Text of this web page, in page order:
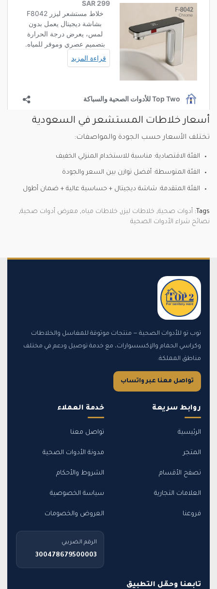
أسعار خلاطات المستشعر في السعودية
تختلف الأسعار حسب الجودة والمواصفات:
الفئة الاقتصادية: مناسبة للاستخدام المنزلي الخفيف
الفئة المتوسطة: أفضل توازن بين السعر والجودة
الفئة المتقدمة: شاشة ديجيتال + حساسية عالية + ضمان أطول
Tags: أدوات صحية, خلاطات ليزر , خلاطات مياه, معرض أدوات صحية,
نصائح شراء الأدوات الصحية
توب تو للأدوات الصحية — منتجات موثوقة للمغاسل والخلاطات
وكراسي الحمام والإكسسوارات، مع خدمة توصيل ودعم في مختلف
مناطق المملكة.
تواصل معنا عبر واتساب
روابط سريعة
الرئيسية
المتجر
تصفح الأقسام
العلامات التجارية
فروعنا
خدمة العملاء
تواصل معنا
مدونة الأدوات الصحية
الشروط والأحكام
سياسة الخصوصية
العروض والخصومات
الرقم الضريبي
300478679500003
تابعنا وحمّل التطبيق